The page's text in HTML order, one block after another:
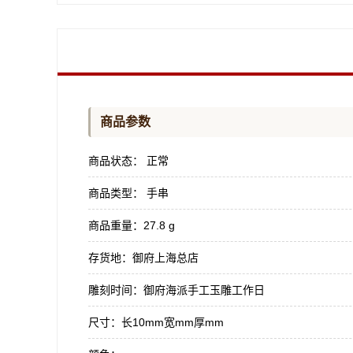
商品参数
商品状态： 正常
商品类型： 手串
商品重量： 27.8 g
存货地： 御府上海总店
雕刻时间： 御府海派手工玉雕工作日
尺寸： 长10mm宽mm厚mm